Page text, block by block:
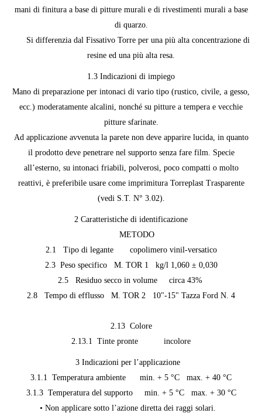
mani di finitura a base di pitture murali e di rivestimenti murali a base
di quarzo.
Si differenzia dal Fissativo Torre per una più alta concentrazione di
resine ed una più alta resa.
1.3 Indicazioni di impiego
Mano di preparazione per intonaci di vario tipo (rustico, civile, a gesso,
ecc.) moderatamente alcalini, nonché su pitture a tempera e vecchie
pitture sfarinate.
Ad applicazione avvenuta la parete non deve apparire lucida, in quanto
il prodotto deve penetrare nel supporto senza fare film. Specie
all’esterno, su intonaci friabili, polverosi, poco compatti o molto
reattivi, è preferibile usare come imprimitura Torreplast Trasparente
(vedi S.T. N° 3.02).
2 Caratteristiche di identificazione
METODO
2.1 Tipo di legante copolimero vinil-versatico
2.3 Peso specifico M. TOR 1 kg/l 1,060 ± 0,030
2.5 Residuo secco in volume circa 43%
2.8 Tempo di efflusso M. TOR 2 10"-15" Tazza Ford N. 4
2.13 Colore
2.13.1 Tinte pronte incolore
3 Indicazioni per l’applicazione
3.1.1 Temperatura ambiente min. + 5 °C max. + 40 °C
3.1.3 Temperatura del supporto min. + 5 °C max. + 30 °C
• Non applicare sotto l’azione diretta dei raggi solari.